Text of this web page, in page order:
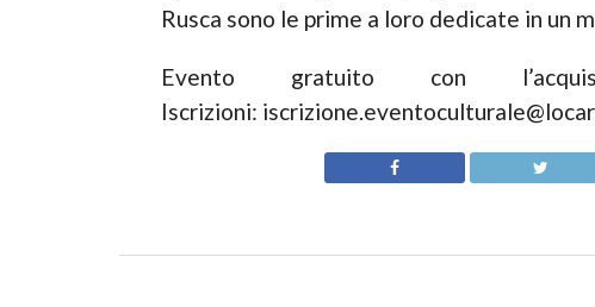
Rusca sono le prime a loro dedicate in un
Evento gratuito con
Iscrizioni: